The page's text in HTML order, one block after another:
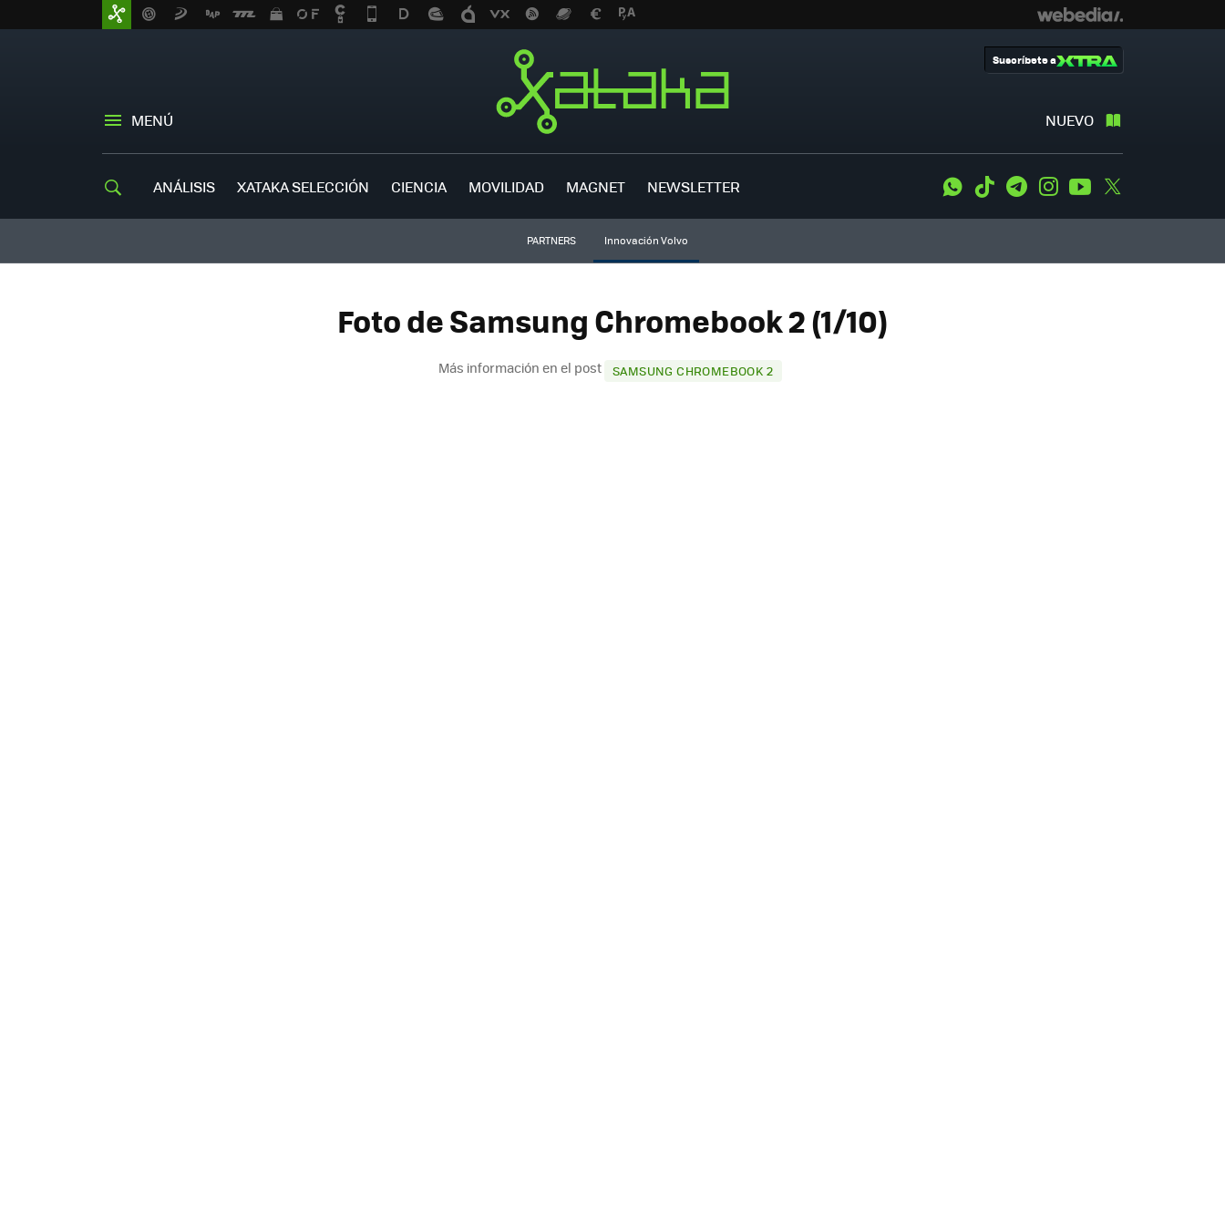
MENÚ NUEVO
Suscríbete a
ANÁLISIS XATAKA SELECCIÓN CIENCIA MOVILIDAD MAGNET NEWSLETTER WhatsApp
Tiktok TelegramInstagramYoutube
PARTNERS Innovación Volvo
Foto de Samsung Chromebook 2 (1/10)
Más información en el post SAMSUNG CHROMEBOOK 2